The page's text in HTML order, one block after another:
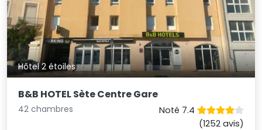
Hôtel 2 étoiles
B&B HOTEL Sète Centre Gare
42 chambres
Noté 7.4
(1252 avis)